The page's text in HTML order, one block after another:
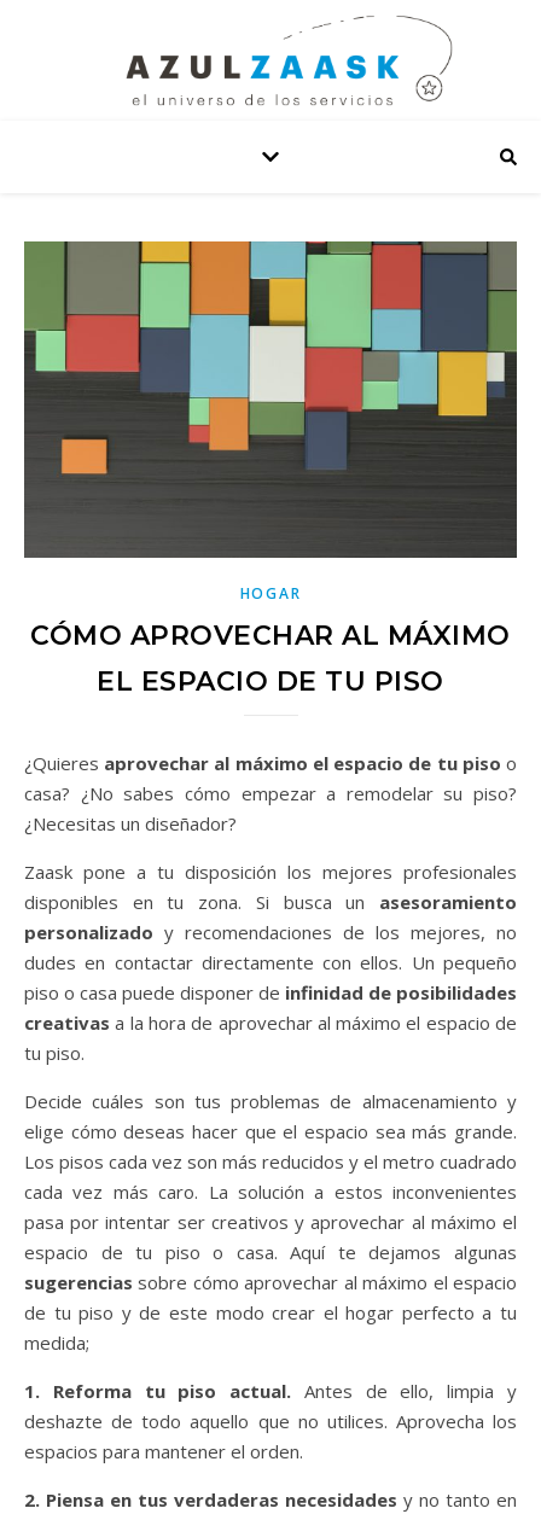
HOGAR
CÓMO APROVECHAR AL MÁXIMO
EL ESPACIO DE TU PISO
¿Quieres aprovechar al máximo el espacio de tu piso o
casa? ¿No sabes cómo empezar a remodelar su piso?
¿Necesitas un diseñador?
Zaask pone a tu disposición los mejores profesionales
disponibles en tu zona. Si busca un asesoramiento
personalizado y recomendaciones de los mejores, no
dudes en contactar directamente con ellos. Un pequeño
piso o casa puede disponer de infinidad de posibilidades
creativas a la hora de aprovechar al máximo el espacio de
tu piso.
Decide cuáles son tus problemas de almacenamiento y
elige cómo deseas hacer que el espacio sea más grande.
Los pisos cada vez son más reducidos y el metro cuadrado
cada vez más caro. La solución a estos inconvenientes
pasa por intentar ser creativos y aprovechar al máximo el
espacio de tu piso o casa. Aquí te dejamos algunas
sugerencias sobre cómo aprovechar al máximo el espacio
de tu piso y de este modo crear el hogar perfecto a tu
medida;
1. Reforma tu piso actual. Antes de ello, limpia y
deshazte de todo aquello que no utilices. Aprovecha los
espacios para mantener el orden.
2. Piensa en tus verdaderas necesidades y no tanto en